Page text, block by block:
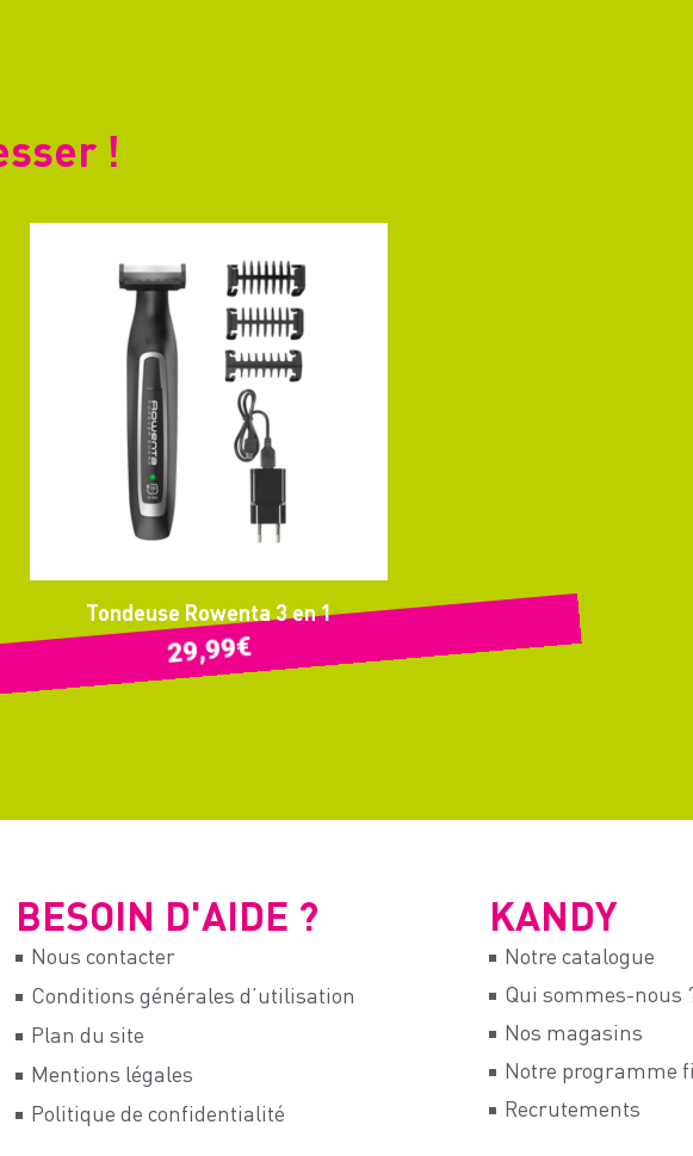
!
Tondeuse Rowenta 3 en 1
29,99€
BESOIN D'AIDE ?
Nous contacter
Conditions générales d’utilisation
Plan du site
Mentions légales
Politique de confidentialité
KANDY
Notre catalogue
Qui sommes-nous
Nos magasins
Notre programme
Recrutements